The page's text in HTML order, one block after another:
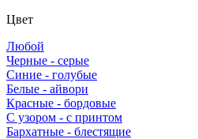
Цвет
Любой
Черные - серые
Синие - голубые
Белые - айвори
Красные - бордовые
С узором - с принтом
Бархатные - блестящие